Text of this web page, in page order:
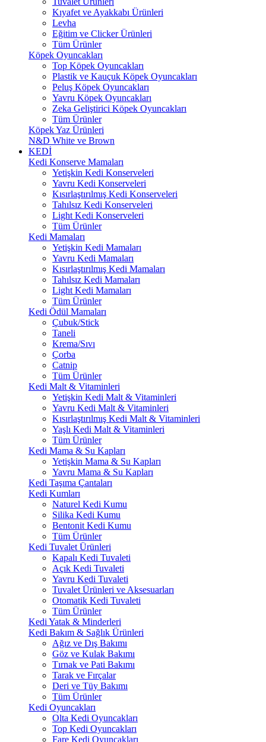
Kıyafet ve Ayakkabı Ürünleri
Levha
Eğitim ve Clicker Ürünleri
Tüm Ürünler
Köpek Oyuncakları
Top Köpek Oyuncakları
Plastik ve Kauçuk Köpek Oyuncakları
Peluş Köpek Oyuncakları
Yavru Köpek Oyuncakları
Zeka Geliştirici Köpek Oyuncakları
Tüm Ürünler
Köpek Yaz Ürünleri
N&D White ve Brown
KEDİ
Kedi Konserve Mamaları
Yetişkin Kedi Konserveleri
Yavru Kedi Konserveleri
Kısırlaştırılmış Kedi Konserveleri
Tahılsız Kedi Konserveleri
Light Kedi Konserveleri
Tüm Ürünler
Kedi Mamaları
Yetişkin Kedi Mamaları
Yavru Kedi Mamaları
Kısırlaştırılmış Kedi Mamaları
Tahılsız Kedi Mamaları
Light Kedi Mamaları
Tüm Ürünler
Kedi Ödül Mamaları
Çubuk/Stick
Taneli
Krema/Sıvı
Çorba
Catnip
Tüm Ürünler
Kedi Malt & Vitaminleri
Yetişkin Kedi Malt & Vitaminleri
Yavru Kedi Malt & Vitaminleri
Kısırlaştırılmış Kedi Malt & Vitaminleri
Yaşlı Kedi Malt & Vitaminleri
Tüm Ürünler
Kedi Mama & Su Kapları
Yetişkin Mama & Su Kapları
Yavru Mama & Su Kapları
Kedi Taşıma Çantaları
Kedi Kumları
Naturel Kedi Kumu
Silika Kedi Kumu
Bentonit Kedi Kumu
Tüm Ürünler
Kedi Tuvalet Ürünleri
Kapalı Kedi Tuvaleti
Açık Kedi Tuvaleti
Yavru Kedi Tuvaleti
Tuvalet Ürünleri ve Aksesuarları
Otomatik Kedi Tuvaleti
Tüm Ürünler
Kedi Yatak & Minderleri
Kedi Bakım & Sağlık Ürünleri
Ağız ve Dış Bakımı
Göz ve Kulak Bakımı
Tırnak ve Pati Bakımı
Tarak ve Fırçalar
Deri ve Tüy Bakımı
Tüm Ürünler
Kedi Oyuncakları
Olta Kedi Oyuncakları
Top Kedi Oyuncakları
Fare Kedi Oyuncakları